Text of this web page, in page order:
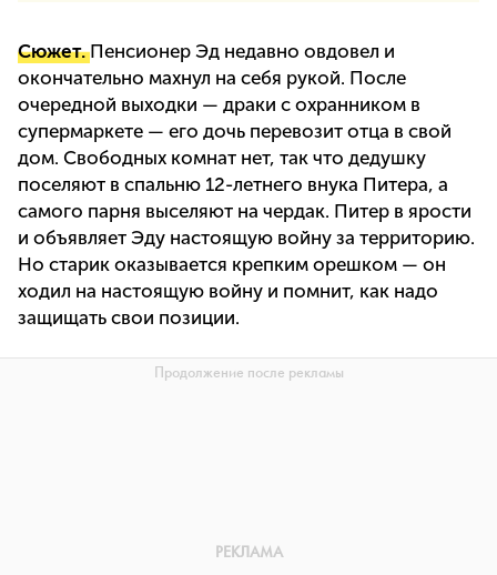
Сюжет.Пенсионер Эд недавно овдовел и
окончательно махнул на себя рукой. После
очередной выходки — драки с охранником в
супермаркете — его дочь перевозит отца в свой
дом. Свободных комнат нет, так что дедушку
поселяют в спальню 12-летнего внука Питера, а
самого парня выселяют на чердак. Питер в ярости
и объявляет Эду настоящую войну за территорию.
Но старик оказывается крепким орешком — он
ходил на настоящую войну и помнит, как надо
защищать свои позиции.